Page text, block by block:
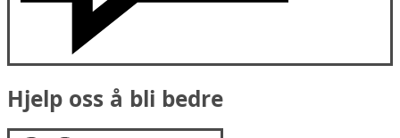
Hjelp oss å bli bedre